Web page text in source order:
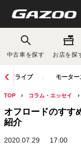
中古車を探す お店を探
ドライブ モータ
TOP コラム・エッセイ
オフロードのすす
紹介
2020.07.29 17:00